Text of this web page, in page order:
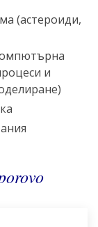
(астероиди,
и